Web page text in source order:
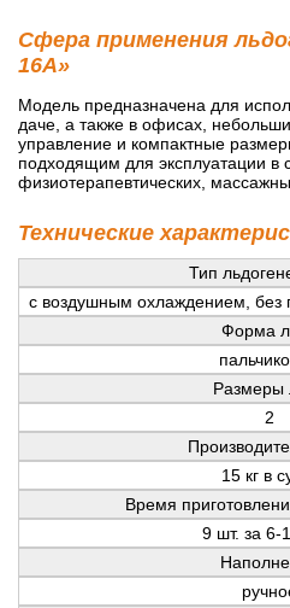
Сфера применения
16A»
Модель предназначена для
даче, а также в офисах,
управление и компактные
подходящим для эксплуатации в
физиотерапевтических,
Технические
Тип
с воздушным охлаждением, без
Форма
Размеры
2
15 кг в
Время
9 шт. за 6-